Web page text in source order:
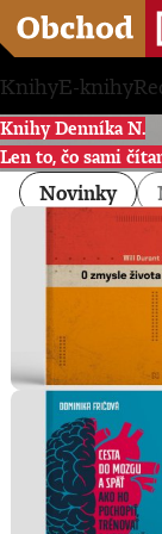
KnihyE-knihy
Knihy Denníka N.
Len to, čo sami
Novinky